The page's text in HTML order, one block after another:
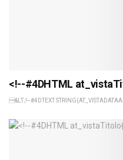
<!--#4DHTML
&LT;!--#4DTEXT